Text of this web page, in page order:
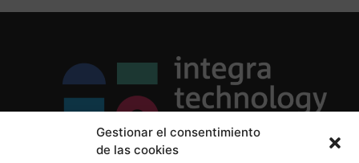
Gestionar el consentimiento
de las cookies